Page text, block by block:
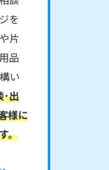
を
片
品
い
･出
様に
。